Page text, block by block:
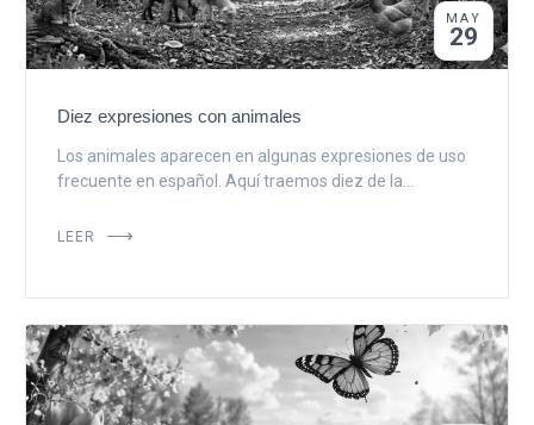
MAY
29
Diez expresiones con animales
Los animales aparecen en algunas expresiones de uso
frecuente en español. Aquí traemos diez de la...
LEER